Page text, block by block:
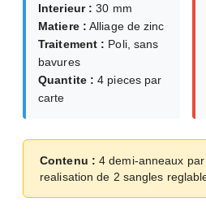
Interieur : 30 mm
Matiere : Alliage de zinc
Traitement : Poli, sans
bavures
Quantite : 4 pieces par
carte
Contenu : 4 demi-anneaux
realisation de 2 sangles